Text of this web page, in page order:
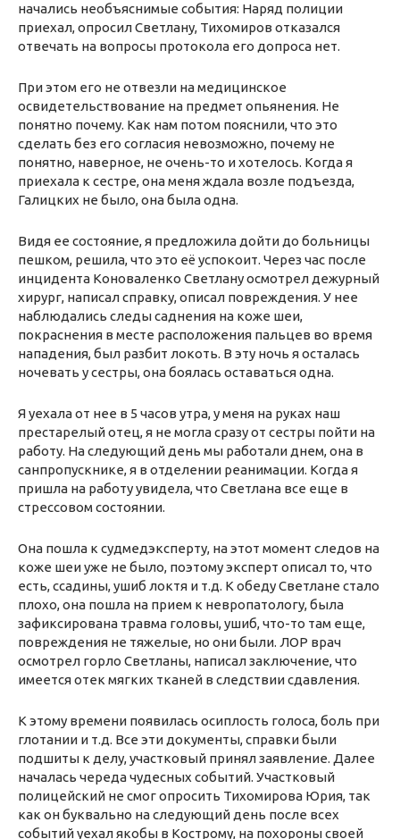
начались необъяснимые события: Наряд полиции
приехал, опросил Светлану, Тихомиров отказался
отвечать на вопросы протокола его допроса нет.
При этом его не отвезли на медицинское
освидетельствование на предмет опьянения. Не
понятно почему. Как нам потом пояснили, что это
сделать без его согласия невозможно, почему не
понятно, наверное, не очень-то и хотелось. Когда я
приехала к сестре, она меня ждала возле подъезда,
Галицких не было, она была одна.
Видя ее состояние, я предложила дойти до больницы
пешком, решила, что это её успокоит. Через час после
инцидента Коноваленко Светлану осмотрел дежурный
хирург, написал справку, описал повреждения. У нее
наблюдались следы саднения на коже шеи,
покраснения в месте расположения пальцев во время
нападения, был разбит локоть. В эту ночь я осталась
ночевать у сестры, она боялась оставаться одна.
Я уехала от нее в 5 часов утра, у меня на руках наш
престарелый отец, я не могла сразу от сестры пойти на
работу. На следующий день мы работали днем, она в
санпропускнике, я в отделении реанимации. Когда я
пришла на работу увидела, что Светлана все еще в
стрессовом состоянии.
Она пошла к судмедэксперту, на этот момент следов на
коже шеи уже не было, поэтому эксперт описал то, что
есть, ссадины, ушиб локтя и т.д. К обеду Светлане стало
плохо, она пошла на прием к невропатологу, была
зафиксирована травма головы, ушиб, что-то там еще,
повреждения не тяжелые, но они были. ЛОР врач
осмотрел горло Светланы, написал заключение, что
имеется отек мягких тканей в следствии сдавления.
К этому времени появилась осиплость голоса, боль при
глотании и т.д. Все эти документы, справки были
подшиты к делу, участковый принял заявление. Далее
началась череда чудесных событий. Участковый
полицейский не смог опросить Тихомирова Юрия, так
как он буквально на следующий день после всех
событий уехал якобы в Кострому, на похороны своей